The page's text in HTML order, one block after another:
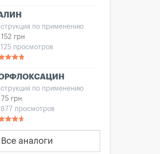
по применению
грн
просмотров
по применению
грн
просмотров
Все аналоги